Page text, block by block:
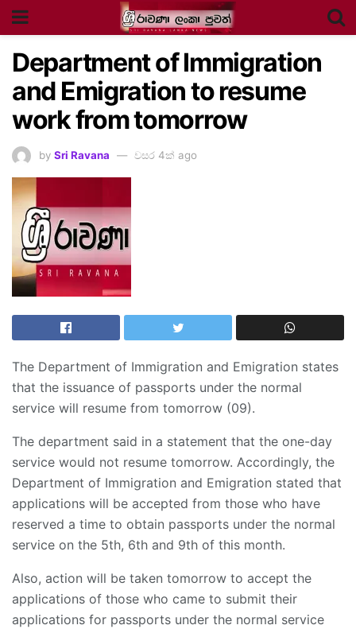
Department of Immigration
and Emigration to resume
work from tomorrow
by Sri Ravana වසර 4ක් ago
The Department of Immigration and Emigration states
that the issuance of passports under the normal
service will resume from tomorrow (09).
The department said in a statement that the one-day
service would not resume tomorrow. Accordingly, the
Department of Immigration and Emigration stated that
applications will be accepted from those who have
reserved a time to obtain passports under the normal
service on the 5th, 6th and 9th of this month.
Also, action will be taken tomorrow to accept the
applications of those who came to submit their
applications for passports under the normal service